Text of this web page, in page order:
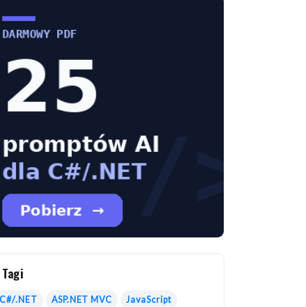
Tagi
C#/.NET ASP.NET MVC JavaScript